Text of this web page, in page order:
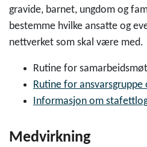
gravide, barnet, ungdom og
bestemme hvilke ansatte og
nettverket som skal være med.
Rutine for
Rutine for
Informasjon om
Medvirkning